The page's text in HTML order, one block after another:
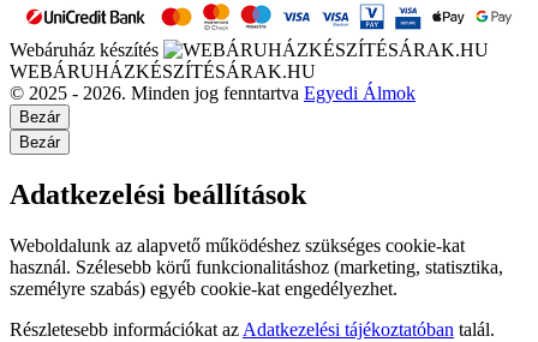
Webáruház készítés
WEBÁRUHÁZKÉSZÍTÉSÁRAK.HU
© 2025 - 2026. Minden jog fenntartva Egyedi Álmok
Bezár
Bezár
Adatkezelési beállítások
Weboldalunk az alapvető működéshez szükséges cookie-kat
használ. Szélesebb körű funkcionalitáshoz (marketing, statisztika,
személyre szabás) egyéb cookie-kat engedélyezhet.
Részletesebb információkat az Adatkezelési tájékoztatóban talál.